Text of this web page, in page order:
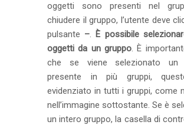
oggetti sono presenti nel
chiudere il gruppo, l’utente deve
pulsante –. È possibile
oggetti da un gruppo. È
che se viene selezionato un
presente in più gruppi,
evidenziato in tutti i gruppi, come
nell’immagine sottostante. Se è
un intero gruppo, la casella di